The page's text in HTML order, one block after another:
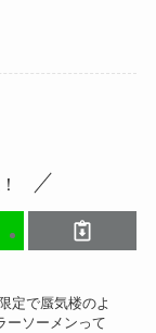
定で蜃気楼のよ
ーソーメンって